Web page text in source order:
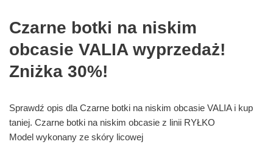
Czarne botki na niskim
obcasie VALIA wyprzedaż!
Zniżka 30%!
Sprawdź opis dla Czarne botki na niskim obcasie VALIA i kup
taniej. Czarne botki na niskim obcasie z linii RYŁKO
Model wykonany ze skóry licowej